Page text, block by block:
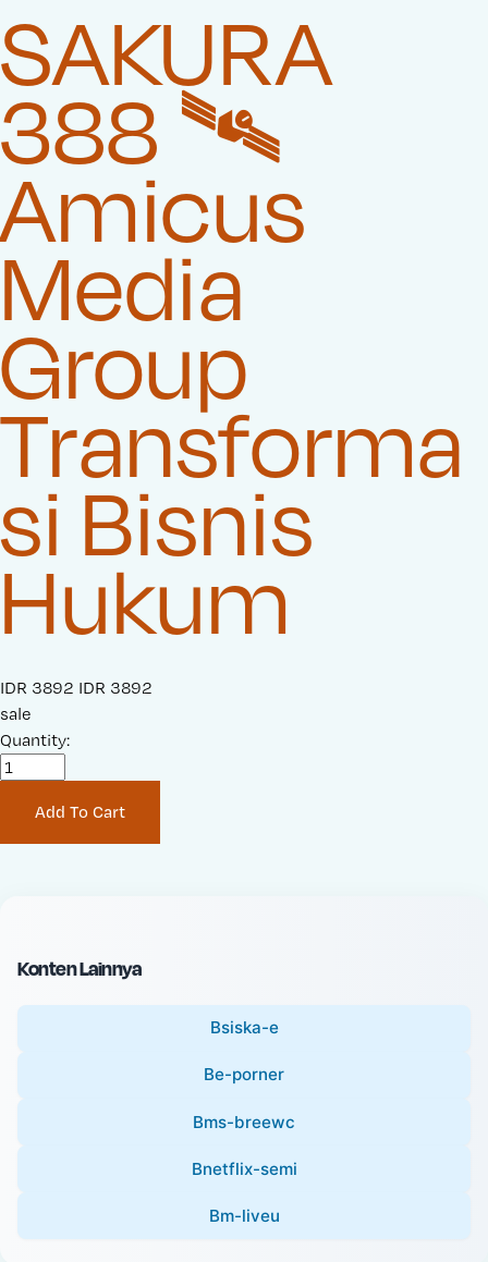
SAKURA
388 🛰️‍
Amicus
Media
Group
Transforma
si Bisnis
Hukum
S
a
l
e
i
IDR 3892 O
n
a
c
e
IDR 3892
sale
Quantity:
Add To Cart
Konten Lainnya
Bsiska-e
Be-porner
Bms-breewc
Bnetflix-semi
Bm-liveu